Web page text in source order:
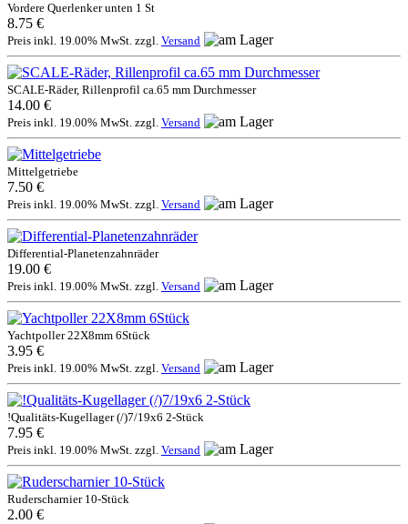
Vordere Querlenker unten 1 St
8.75 €
Preis inkl. 19.00% MwSt. zzgl. Versand
SCALE-Räder, Rillenprofil ca.65 mm Durchmesser
14.00 €
Preis inkl. 19.00% MwSt. zzgl. Versand
Mittelgetriebe
7.50 €
Preis inkl. 19.00% MwSt. zzgl. Versand
Differential-Planetenzahnräder
19.00 €
Preis inkl. 19.00% MwSt. zzgl. Versand
Yachtpoller 22X8mm 6Stück
3.95 €
Preis inkl. 19.00% MwSt. zzgl. Versand
!Qualitäts-Kugellager (/)7/19x6 2-Stück
7.95 €
Preis inkl. 19.00% MwSt. zzgl. Versand
Ruderscharnier 10-Stück
2.00 €